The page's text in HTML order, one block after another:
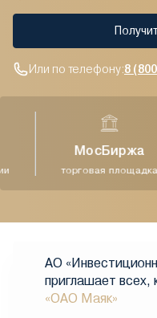
Или по телефону:8
МосБиржа
торговая площадка
АО
приглашает всех,
«ОАО Маяк»